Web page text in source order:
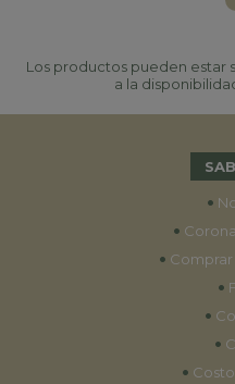
Los productos pueden estar
a la
•
•
•
•
•
•
•